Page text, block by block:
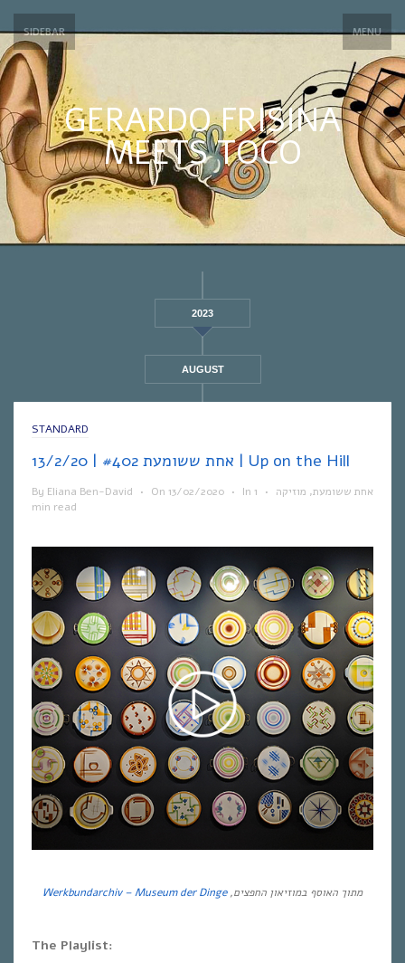
SIDEBAR MENU
GERARDO FRISINA
MEETS TOCO
2023
AUGUST
STANDARD
אחת ששומעת #402 | 13/2/20 | Up on the Hill
By Eliana Ben-David • On 13/02/2020 • In אחת ששומעת, מוזיקה •
1
min read
מתוך האוסף במוזיאון החפצים,Werkbundarchiv – Museum der Dinge
The Playlist: